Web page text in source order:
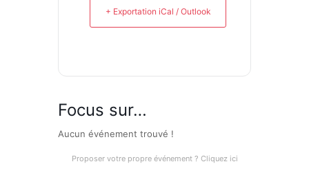
+ Exportation iCal / Outlook
Focus sur…
Aucun événement trouvé !
Proposer votre propre événement ? Cliquez ici